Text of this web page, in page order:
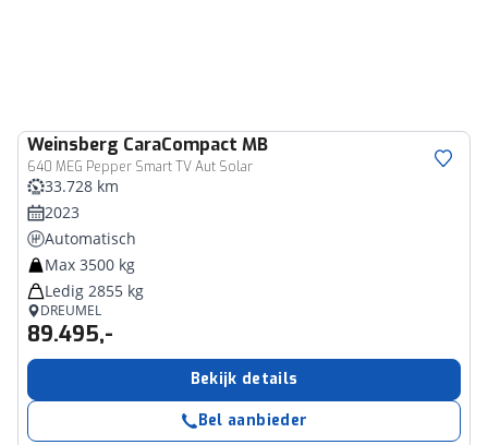
Weinsberg CaraCompact MB
640 MEG Pepper Smart TV Aut Solar
33.728 km
2023
Automatisch
Max 3500 kg
Ledig 2855 kg
DREUMEL
89.495,-
Bekijk details
Bel aanbieder